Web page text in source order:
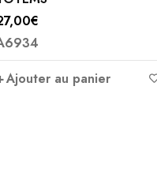
19,95€
A3103
Ajouter au panier